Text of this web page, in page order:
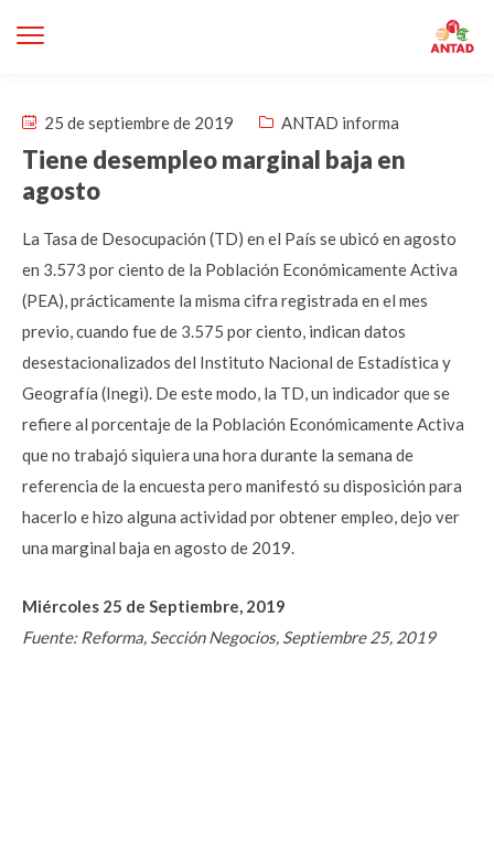
25 de septiembre de 2019 ANTAD informa
Tiene desempleo marginal baja en
agosto
La Tasa de Desocupación (TD) en el País se ubicó en agosto
en 3.573 por ciento de la Población Económicamente Activa
(PEA), prácticamente la misma cifra registrada en el mes
previo, cuando fue de 3.575 por ciento, indican datos
desestacionalizados del Instituto Nacional de Estadística y
Geografía (Inegi). De este modo, la TD, un indicador que se
refiere al porcentaje de la Población Económicamente Activa
que no trabajó siquiera una hora durante la semana de
referencia de la encuesta pero manifestó su disposición para
hacerlo e hizo alguna actividad por obtener empleo, dejo ver
una marginal baja en agosto de 2019.
Miércoles 25 de Septiembre, 2019
Fuente: Reforma, Sección Negocios, Septiembre 25, 2019